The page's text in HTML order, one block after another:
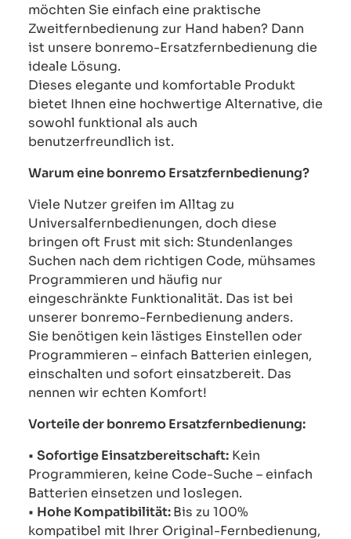
möchten Sie einfach eine praktische
Zweitfernbedienung zur Hand haben? Dann
ist unsere bonremo-Ersatzfernbedienung die
ideale Lösung.
Dieses elegante und komfortable Produkt
bietet Ihnen eine hochwertige Alternative, die
sowohl funktional als auch
benutzerfreundlich ist.
Warum eine bonremo Ersatzfernbedienung?
Viele Nutzer greifen im Alltag zu
Universalfernbedienungen, doch diese
bringen oft Frust mit sich: Stundenlanges
Suchen nach dem richtigen Code, mühsames
Programmieren und häufig nur
eingeschränkte Funktionalität. Das ist bei
unserer bonremo-Fernbedienung anders.
Sie benötigen kein lästiges Einstellen oder
Programmieren – einfach Batterien einlegen,
einschalten und sofort einsatzbereit. Das
nennen wir echten Komfort!
Vorteile der bonremo Ersatzfernbedienung:
• Sofortige Einsatzbereitschaft: Kein
Programmieren, keine Code-Suche – einfach
Batterien einsetzen und loslegen.
• Hohe Kompatibilität:Bis zu 100%
kompatibel mit Ihrer Original-Fernbedienung,